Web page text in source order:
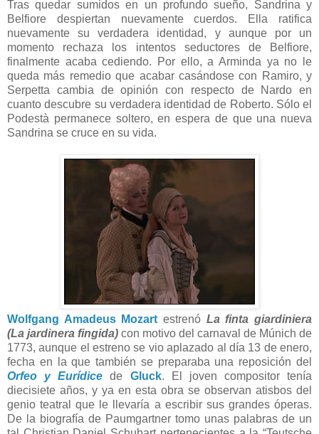
Tras quedar sumidos en un profundo sueño, Sandrina y
Belfiore despiertan nuevamente cuerdos. Ella ratifica
nuevamente su verdadera identidad, y aunque por un
momento rechaza los intentos seductores de Belfiore,
finalmente acaba cediendo. Por ello, a Arminda ya no le
queda más remedio que acabar casándose con Ramiro, y
Serpetta cambia de opinión con respecto de Nardo en
cuanto descubre su verdadera identidad de Roberto. Sólo el
Podestà permanece soltero, en espera de que una nueva
Sandrina se cruce en su vida.
Wolfgang Amadeus Mozart estrenó La finta giardiniera
(La jardinera fingida) con motivo del carnaval de Múnich de
1773, aunque el estreno se vio aplazado al día 13 de enero,
fecha en la que también se preparaba una reposición del
Orfeo y Eurídice de Gluck. El joven compositor tenía
diecisiete años, y ya en esta obra se observan atisbos del
genio teatral que le llevaría a escribir sus grandes óperas.
De la biografía de Paumgartner tomo unas palabras de un